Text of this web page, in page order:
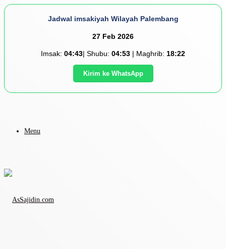
Jadwal imsakiyah Wilayah Palembang
27 Feb 2026
Imsak: 04:43| Shubu: 04:53 | Maghrib: 18:22
Kirim ke WhatsApp
Menu